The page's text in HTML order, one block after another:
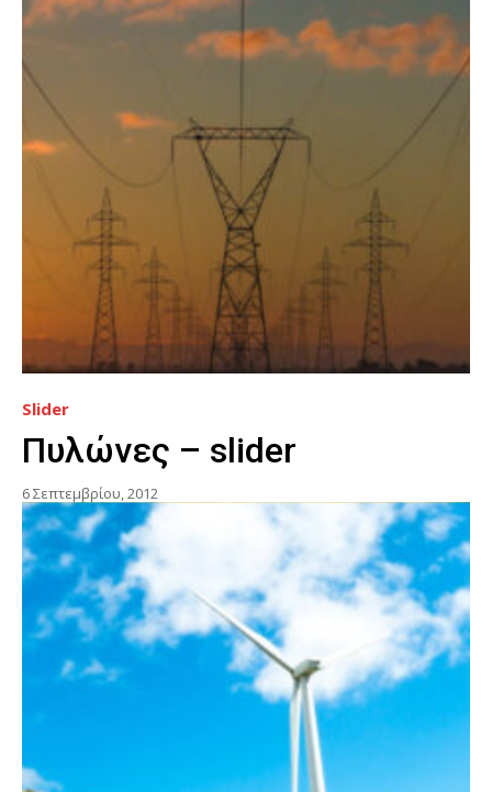
Slider
Πυλώνες – slider
6 Σεπτεμβρίου, 2012